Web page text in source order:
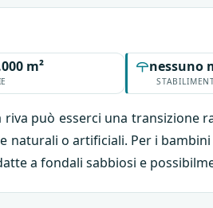
m² nessuno
può esserci una transizione
naturali o artificiali. Per i
a fondali sabbiosi e